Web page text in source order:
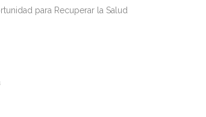
para Recuperar la Salud